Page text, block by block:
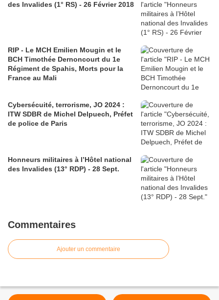
des Invalides (1° RS) - 26 Février 2018
RIP - Le MCH Emilien Mougin et le
BCH Timothée Dernoncourt du 1e
Régiment de Spahis, Morts pour la
France au Mali
Cybersécuité, terrorisme, JO 2024 :
ITW SDBR de Michel Delpuech, Préfet
de police de Paris
Honneurs militaires à l’Hôtel national
des Invalides (13° RDP) - 28 Sept.
Commentaires
Ajouter un commentaire